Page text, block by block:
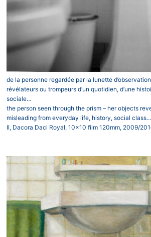
de la personne regardée par la lunette
révélateurs ou trompeurs d’un quotidien, d’une
sociale…
the person seen through the prism – her objects
misleading from everyday life, history, social class…
II, Dacora Daci Royal, 10×10 film 120mm, 2009/